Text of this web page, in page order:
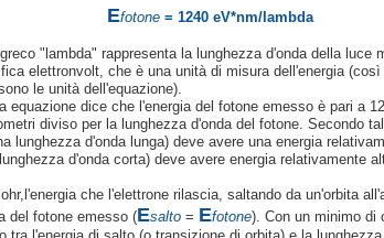
Efotone = 1240 eV*nm/lambda
"lambda" rappresenta la lunghezza d'onda della luce
elettronvolt, che è una unità di misura dell'energia
le unità dell'equazione).
equazione dice che l'energia del fotone emesso è pari a
diviso per la lunghezza d'onda del fotone. Secondo
lunghezza d'onda lunga) deve avere una energia
d'onda corta) deve avere energia relativamente
che l'elettrone rilascia, saltando da un'orbita
del fotone emesso (Esalto= Efotone). Con un minimo di
tra l'energia di salto (o transizione di orbita) e la